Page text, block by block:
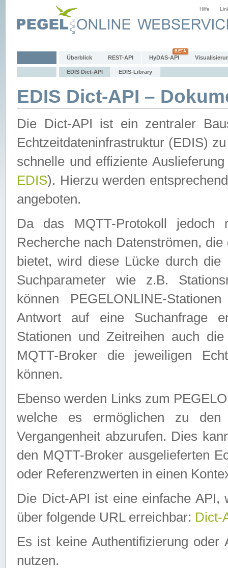
Hilfe
Überblick REST-API HyDAS-API
EDIS Dict-API EDIS-Library
EDIS Dict-API –
Die Dict-API ist ein zentraler
Echtzeitdateninfrastruktur (EDIS)
schnelle und effiziente
EDIS). Hierzu werden
angeboten.
Da das MQTT-Protokoll jedoch
Recherche nach Datenströmen,
bietet, wird diese Lücke durch die
Suchparameter wie z.B.
können PEGELONLINE-
Antwort auf eine Suchanfrage
Stationen und Zeitreihen auch
MQTT-Broker die jeweiligen
können.
Ebenso werden Links zum
welche es ermöglichen zu den
Vergangenheit abzurufen. Dies
den MQTT-Broker ausgelieferten
oder Referenzwerten in einen
Die Dict-API ist eine einfache API,
über folgende URL erreichbar: Dict-
Es ist keine Authentifizierung
nutzen.